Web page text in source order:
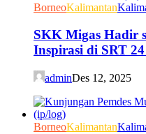
BorneoKalimantan
SKK Migas Hadir
Inspirasi di SRT
adminDes 12, 2025
BorneoKalimantan